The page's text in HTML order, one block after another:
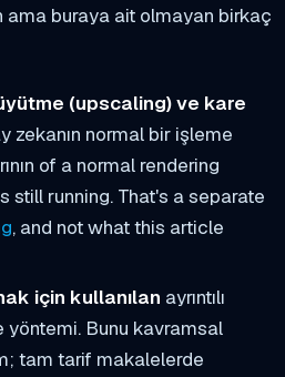
ama buraya ait olmayan birkaç
(upscaling) ve kare
zekanın normal bir işleme
of a normal rendering
still running. That's a separate
, and not what this article
için kullanılan ayrıntılı
Bunu kavramsal
tam tarif makalelerde